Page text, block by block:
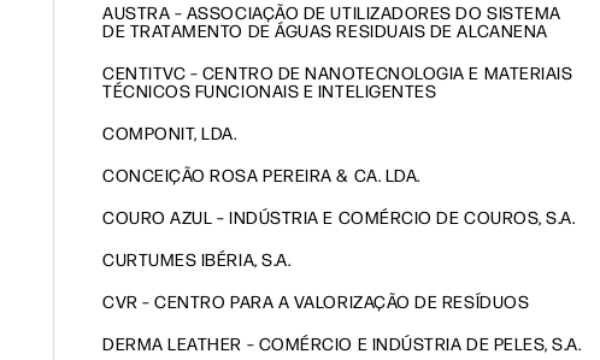
AUSTRA – ASSOCIAÇÃO DE UTILIZADORES DO SISTEMA
DE TRATAMENTO DE ÁGUAS RESIDUAIS DE ALCANENA
CENTITVC – CENTRO DE NANOTECNOLOGIA E MATERIAIS
TÉCNICOS FUNCIONAIS E INTELIGENTES
COMPONIT, LDA.
CONCEIÇÃO ROSA PEREIRA & CA. LDA.
COURO AZUL – INDÚSTRIA E COMÉRCIO DE COUROS, S.A.
CURTUMES IBÉRIA, S.A.
CVR – CENTRO PARA A VALORIZAÇÃO DE RESÍDUOS
DERMA LEATHER – COMÉRCIO E INDÚSTRIA DE PELES, S.A.